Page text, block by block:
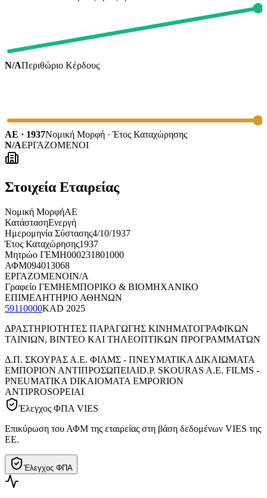
N/AΠεριθώριο Κέρδους
ΑΕ · 1937Νομική Μορφή · Έτος Καταχώρησης
N/AΕΡΓΑΖΟΜΕΝΟΙ
Στοιχεία Εταιρείας
Νομική ΜορφήΑΕ
ΚατάστασηΕνεργή
Ημερομηνία Σύστασης4/10/1937
Έτος Καταχώρησης1937
Μητρώο ΓΕΜΗ000231801000
ΑΦΜ094013068
ΕΡΓΑΖΟΜΕΝΟΙN/A
Γραφείο ΓΕΜΗΕΜΠΟΡΙΚΟ & ΒΙΟΜΗΧΑΝΙΚΟ
ΕΠΙΜΕΛΗΤΗΡΙΟ ΑΘΗΝΩΝ
59110000KAD 2025
ΔΡΑΣΤΗΡΙΟΤΗΤΕΣ ΠΑΡΑΓΩΓΗΣ ΚΙΝΗΜΑΤΟΓΡΑΦΙΚΩΝ
ΤΑΙΝΙΩΝ, ΒΙΝΤΕΟ ΚΑΙ ΤΗΛΕΟΠΤΙΚΩΝ ΠΡΟΓΡΑΜΜΑΤΩΝ
Δ.Π. ΣΚΟΥΡΑΣ Α.Ε. ΦΙΛΜΣ - ΠΝΕΥΜΑΤΙΚΑ ΔΙΚΑΙΩΜΑΤΑ
ΕΜΠΟΡΙΟΝ ΑΝΤΙΠΡΟΣΩΠΕΙΑΙD.P. SKOURAS A.E. FILMS -
PNEUMATIKA DIKAIOMATA EMPORION
ANTIPROSOPEIAI
Έλεγχος ΦΠΑ VIES
Επικύρωση του ΑΦΜ της εταιρείας στη βάση δεδομένων VIES της
ΕΕ.
Έλεγχος ΦΠΑ